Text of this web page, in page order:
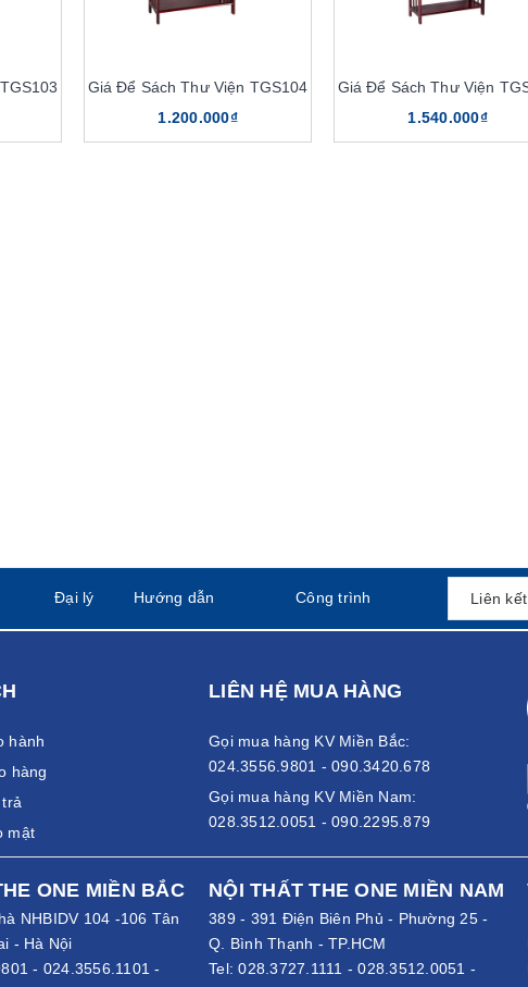
Giá Để Sách Thư Viện TGS104
1.200.000₫
Giá Để Sách Thư Viện
1.540.000₫
Đại lý Hướng dẫn Công trình
hành
hàng
mật
LIÊN HỆ MUA HÀNG
Gọi mua hàng KV Miền Bắc:
024.3556.9801 - 090.3420.678
Gọi mua hàng KV Miền Nam:
028.3512.0051 - 090.2295.879
ONE MIỀN BẮC
NHBIDV 104 -106 Tân
- Hà Nội
- 024.3556.1101 -
NỘI THẤT THE ONE MIỀN NAM
389 - 391 Điện Biên Phủ - Phường 25 -
Q. Bình Thạnh - TP.HCM
Tel:028.3727.1111 -028.3512.0051 -